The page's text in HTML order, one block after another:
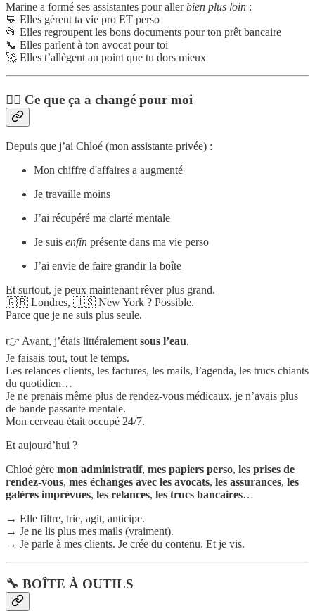
Marine a formé ses assistantes pour allerbien plus loin :
💬 Elles gèrent ta vie pro ET perso
📂 Elles regroupent les bons documents pour ton prêt bancaire
📞 Elles parlent à ton avocat pour toi
🚀 Elles t’allègent au point que tu dors mieux
🧘‍♀️ Ce que ça a changé pour moi
Depuis que j’ai Chloé (mon assistante privée) :
Mon chiffre d'affaires a augmenté
Je travaille moins
J’ai récupéré ma clarté mentale
Je suis enfin présente dans ma vie perso
J’ai envie de faire grandir la boîte
Et surtout, je peux maintenant rêver plus grand.
🇬🇧 Londres, 🇺🇸 New York ? Possible.
Parce que je ne suis plus seule.
👉 Avant, j’étais littéralement sous l’eau.
Je faisais tout, tout le temps.
Les relances clients, les factures, les mails, l’agenda, les trucs chiants
du quotidien…
Je ne prenais même plus de rendez-vous médicaux, je n’avais plus
de bande passante mentale.
Mon cerveau était occupé 24/7.
Et aujourd’hui ?
Chloé gère mon administratif, mes papiers perso, les prises de
rendez-vous, mes échanges avec les avocats, les assurances, les
galères imprévues, les relances, les trucs bancaires…
→ Elle filtre, trie, agit, anticipe.
→ Je ne lis plus mes mails (vraiment).
→ Je parle à mes clients. Je crée du contenu. Et je vis.
🔧 BOÎTE À OUTILS